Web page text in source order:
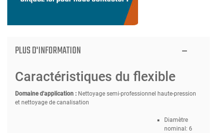
PLUS D'INFORMATION
Caractéristiques du flexible
Domaine d'application : Nettoyage semi-professionnel haute-pression
et nettoyage de canalisation
Diamètre
nominal: 6